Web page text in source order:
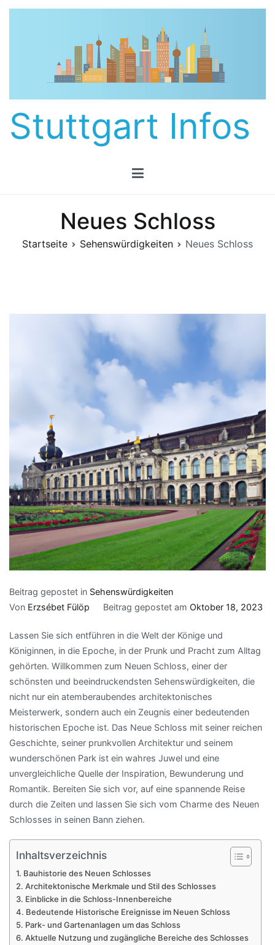
Zum
Stuttgart Infos
Neues Schloss
Startseite Sehenswürdigkeiten Neues Schloss
Beitrag gepostet in Sehenswürdigkeiten
Von Erzsébet Fülöp Beitrag gepostet am Oktober 18, 2023
Lassen Sie sich entführen in die Welt der Könige und
Königinnen, in die Epoche, in der Prunk und Pracht zum Alltag
gehörten. Willkommen zum Neuen Schloss, einer der
schönsten und beeindruckendsten Sehenswürdigkeiten, die
nicht nur ein atemberaubendes architektonisches
Meisterwerk, sondern auch ein Zeugnis einer bedeutenden
historischen Epoche ist. Das Neue Schloss mit seiner reichen
Geschichte, seiner prunkvollen Architektur und seinem
wunderschönen Park ist ein wahres Juwel und eine
unvergleichliche Quelle der Inspiration, Bewunderung und
Romantik. Bereiten Sie sich vor, auf eine spannende Reise
durch die Zeiten und lassen Sie sich vom Charme des Neuen
Schlosses in seinen Bann ziehen.
Inhaltsverzeichnis
Bauhistorie des Neuen Schlosses
Architektonische Merkmale und Stil des Schlosses
Einblicke in die Schloss-Innenbereiche
Bedeutende Historische Ereignisse im Neuen Schloss
Park- und Gartenanlagen um das Schloss
Aktuelle Nutzung und zugängliche Bereiche des Schlosses